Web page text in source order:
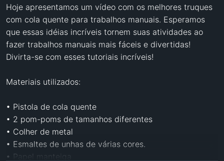
Hoje apresentamos um vídeo com os melhores truques
com cola quente para trabalhos manuais. Esperamos
que essas idéias incríveis tornem suas atividades ao
fazer trabalhos manuais mais fáceis e divertidas!
Divirta-se com esses tutoriais incríveis!
Materiais utilizados:
• Pistola de cola quente
• 2 pom-poms de tamanhos diferentes
• Colher de metal
• Esmaltes de unhas de várias cores.
• Papel manteiga